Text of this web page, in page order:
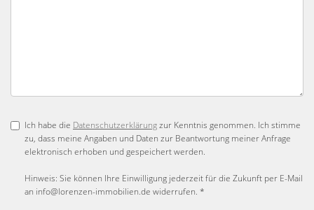
Ich habe die Datenschutzerklärungzur Kenntnis genommen. Ich stimme
zu, dass meine Angaben und Daten zur Beantwortung meiner Anfrage
elektronisch erhoben und gespeichert werden.
Hinweis: Sie können Ihre Einwilligung jederzeit für die Zukunft per E-Mail
an info@lorenzen-immobilien.de widerrufen. *